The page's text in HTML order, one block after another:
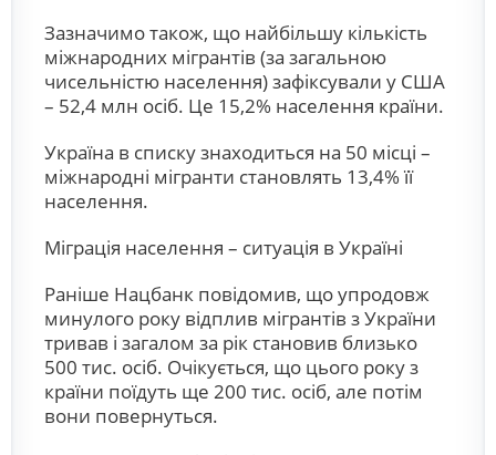
Зазначимо також, що найбільшу кількість
міжнародних мігрантів (за загальною
чисельністю населення) зафіксували у США
– 52,4 млн осіб. Це 15,2% населення країни.
Україна в списку знаходиться на 50 місці –
міжнародні мігранти становлять 13,4% її
населення.
Міграція населення – ситуація в Україні
Раніше Нацбанк повідомив, що упродовж
минулого року відплив мігрантів з України
тривав і загалом за рік становив близько
500 тис. осіб. Очікується, що цього року з
країни поїдуть ще 200 тис. осіб, але потім
вони повернуться.